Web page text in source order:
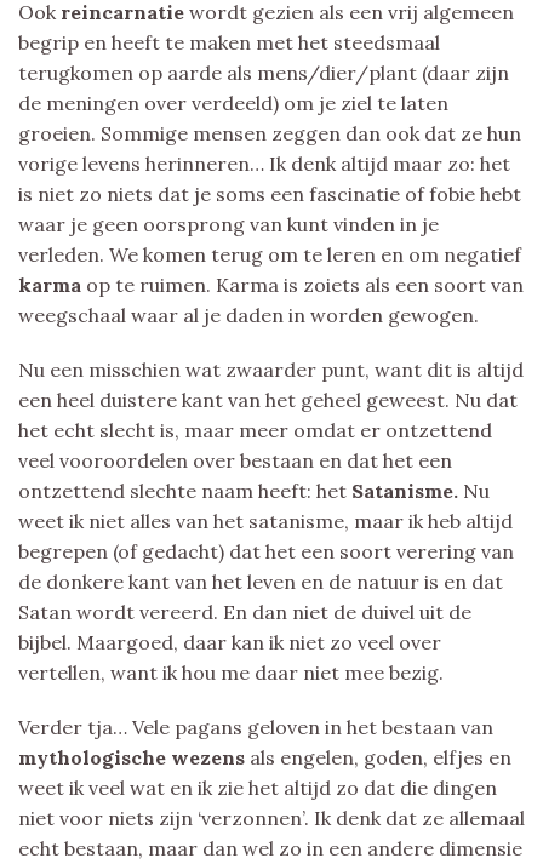
Ook reincarnatie wordt gezien als een vrij algemeen
begrip en heeft te maken met het steedsmaal
terugkomen op aarde als mens/dier/plant (daar zijn
de meningen over verdeeld) om je ziel te laten
groeien. Sommige mensen zeggen dan ook dat ze hun
vorige levens herinneren… Ik denk altijd maar zo: het
is niet zo niets dat je soms een fascinatie of fobie hebt
waar je geen oorsprong van kunt vinden in je
verleden. We komen terug om te leren en om negatief
karma op te ruimen. Karma is zoiets als een soort van
weegschaal waar al je daden in worden gewogen.
Nu een misschien wat zwaarder punt, want dit is altijd
een heel duistere kant van het geheel geweest. Nu dat
het echt slecht is, maar meer omdat er ontzettend
veel vooroordelen over bestaan en dat het een
ontzettend slechte naam heeft: het Satanisme. Nu
weet ik niet alles van het satanisme, maar ik heb altijd
begrepen (of gedacht) dat het een soort verering van
de donkere kant van het leven en de natuur is en dat
Satan wordt vereerd. En dan niet de duivel uit de
bijbel. Maargoed, daar kan ik niet zo veel over
vertellen, want ik hou me daar niet mee bezig.
Verder tja… Vele pagans geloven in het bestaan van
mythologische wezens als engelen, goden, elfjes en
weet ik veel wat en ik zie het altijd zo dat die dingen
niet voor niets zijn ‘verzonnen’. Ik denk dat ze allemaal
echt bestaan, maar dan wel zo in een andere dimensie